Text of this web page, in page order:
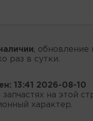
, обновление
раз в сутки.
13:41 2026-08-10
на этой
характер.